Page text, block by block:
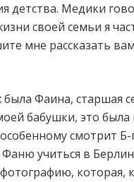
детства. Медики
своей семьи я
мне рассказать
Фаина, старшая
бабушки, это
смотрит
учиться в
которая,